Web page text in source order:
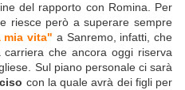
del rapporto con Romina. Per
riesce però a superare sempre
mia vita" a Sanremo, infatti, che
che ancora oggi riserva
Sul piano personale ci sarà
con la quale avrà dei figli per